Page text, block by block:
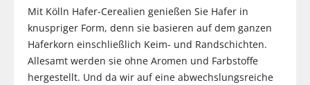
Mit Kölln Hafer-Cerealien genießen Sie Hafer in
knuspriger Form, denn sie basieren auf dem ganzen
Haferkorn einschließlich Keim- und Randschichten.
Allesamt werden sie ohne Aromen und Farbstoffe
hergestellt. Und da wir auf eine abwechslungsreiche